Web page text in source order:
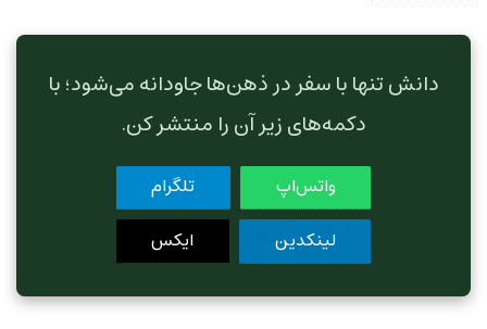
دانش تنها با سفر در ذهن‌ها جاودانه می‌شود؛ با
دکمه‌های زیر آن را منتشر کن.
واتس‌اپ
تلگرام
لینکدین
ایکس